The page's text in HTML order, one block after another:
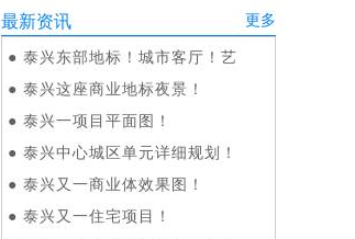
最新资讯 更多
● 泰兴东部地标！城市客厅！艺
● 泰兴这座商业地标夜景！
● 泰兴一项目平面图！
● 泰兴中心城区单元详细规划！
● 泰兴又一商业体效果图！
● 泰兴又一住宅项目！